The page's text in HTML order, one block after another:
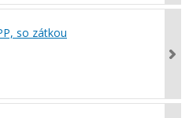
so zátkou